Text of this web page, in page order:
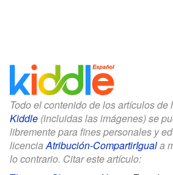
Todo el contenido de los artículos de
Kiddle (incluidas las imágenes) se
libremente para fines personales y
licencia Atribución-CompartirIguala
lo contrario. Citar este artículo: